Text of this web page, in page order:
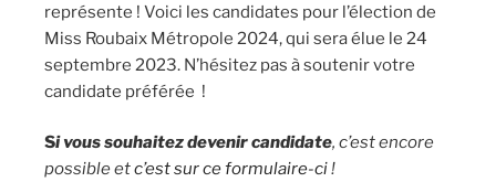
représente ! Voici les candidates pour l’élection de
Miss Roubaix Métropole 2024, qui sera élue le 24
septembre 2023. N’hésitez pas à soutenir votre
candidate préférée !
Si vous souhaitez devenir candidate, c’est encore
possible etc’est sur ce formulaire-ci!